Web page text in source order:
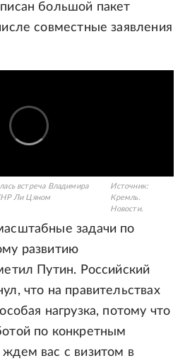
большой пакет
совместные заявления
встреча Владимира
Ли Цяном
Источник:
Кремль.
Новости.
задачи по
развитию
Путин. Российский
что на правительствах
нагрузка, потому что
по конкретным
вас с визитом в